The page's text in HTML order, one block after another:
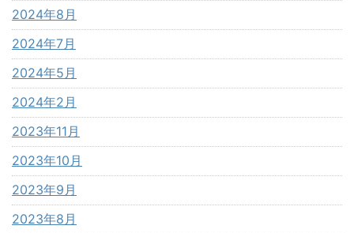
2024年8月
2024年7月
2024年5月
2024年2月
2023年11月
2023年10月
2023年9月
2023年8月